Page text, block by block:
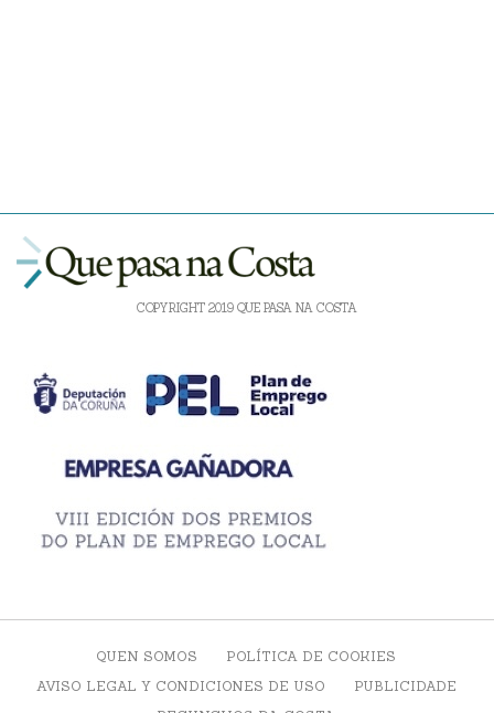
COPYRIGHT 2019 QUE PASA NA COSTA
QUEN SOMOS
POLÍTICA DE COOKIES
AVISO LEGAL Y CONDICIONES DE USO
PUBLICIDADE